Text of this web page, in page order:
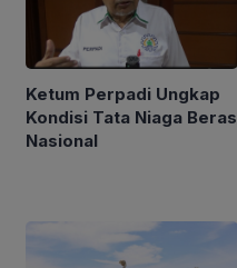
Ketum Perpadi Ungkap
Kondisi Tata Niaga Beras
Nasional